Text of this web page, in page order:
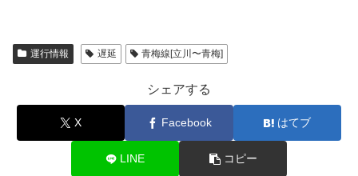
運行情報 遅延 青梅線[立川〜青梅]
シェアする
X Facebook はてブ
LINE コピー